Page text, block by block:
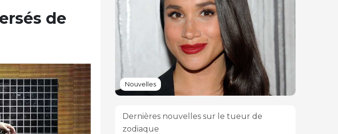
de
Nouvelles
Dernières nouvelles sur le tueur de
zodiaque